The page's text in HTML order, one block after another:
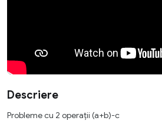
Descriere
Probleme cu 2 operații (a+b)-c